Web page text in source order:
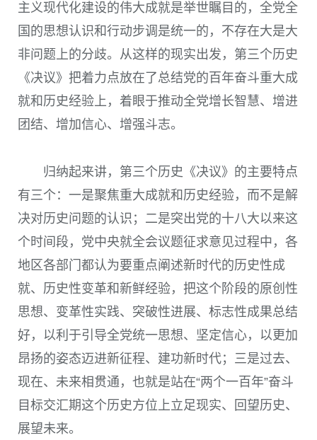
主义现代化建设的伟大成就是举世瞩目的，全党全
国的思想认识和行动步调是统一的，不存在大是大
非问题上的分歧。从这样的现实出发，第三个历史
《决议》把着力点放在了总结党的百年奋斗重大成
就和历史经验上，着眼于推动全党增长智慧、增进
团结、增加信心、增强斗志。
归纳起来讲，第三个历史《决议》的主要特点
有三个：一是聚焦重大成就和历史经验，而不是解
决对历史问题的认识；二是突出党的十八大以来这
个时间段，党中央就全会议题征求意见过程中，各
地区各部门都认为要重点阐述新时代的历史性成
就、历史性变革和新鲜经验，把这个阶段的原创性
思想、变革性实践、突破性进展、标志性成果总结
好，以利于引导全党统一思想、坚定信心，以更加
昂扬的姿态迈进新征程、建功新时代；三是过去、
现在、未来相贯通，也就是站在“两个一百年”奋斗
目标交汇期这个历史方位上立足现实、回望历史、
展望未来。